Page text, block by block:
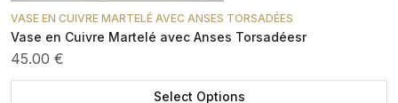
VASE EN CUIVRE MARTELÉ AVEC ANSES TORSADÉES
Vase en Cuivre Martelé avec Anses Torsadéesr
45.00 €
Select Options